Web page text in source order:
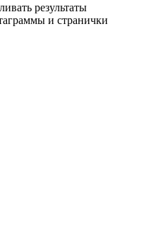
результаты
и странички